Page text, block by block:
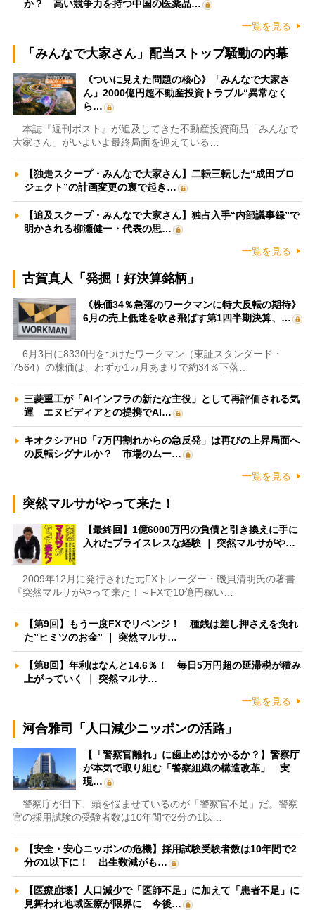
か？ 高い競争力を持つ中国の医薬品…
一覧を見る
「みんなで大家さん」配当ストップ騒動の内幕
《ついに見えた問題の核心》「みんなで大家さ
ん」2000億円超不動産投資トラブル“異常なく
ら…
本誌『週刊ポスト』が追及してきた不動産投資商品「みんなで
大家さん」がいよいよ最終局面を迎えている…
【独走スクープ・みんなで大家さん】二転三転した“成田プロ
ジェクト”の計画変更の裏で起き…
【追及スクープ・みんなで大家さん】独占入手“内部議事録”で
明かされる柳瀬健一・代表の思…
一覧を見る
古賀真人「発掘！好決算銘柄」
《株価34％急落のワークマンに特大反転の期待》
6月の売上低迷を吹き飛ばす第1四半期決算、…
6月3日に8330円をつけたワークマン（東証スタンダード・
7564）の株価は、わずか1カ月あまりで約34％下落…
三菱重工が「AIインフラの新たな主役」として再評価される気
運 エヌビディアとの提携でAI…
キオクシアHD「7万円割れからの急反発」は再びの上昇局面へ
の反転シグナルか？ 市場のムー…
一覧を見る
突然マルサがやって来た！
【最終回】1億6000万円の負債と引き換えに手に
入れたプライスレスな経験 ｜ 突然マルサがや…
2009年12月に発行された元FXトレーダー・磯貝清明氏の著書
『突然マルサがやって来た！～FXで10億円稼い…
【第9回】もう一度FXでリベンジ！ 種銭は差し押さえを免れ
た”ヒミツのお金” ｜ 突然マルサ…
【第8回】年利はなんと14.6％！ 毎日5万円超の延滞税が積み
上がっていく ｜ 突然マルサ…
一覧を見る
河合雅司「人口減少ニッポンの活路」
【「警察官離れ」に歯止めはかかるか？】警察庁
が本気で取り組む「警察組織の構造改革」 実
現…
警察庁が目下、頭を悩ませているのが「警察官不足」だ。警察
官の採用試験の受験者数は10年間で2分の1以…
【安全・安心ニッポンの危機】採用試験受験者数は10年間で2
分の1以下に！ 出生数減がも…
【医療崩壊】人口減少で「医師不足」に加えて「患者不足」に
見舞われ地域医療が限界に 今後…